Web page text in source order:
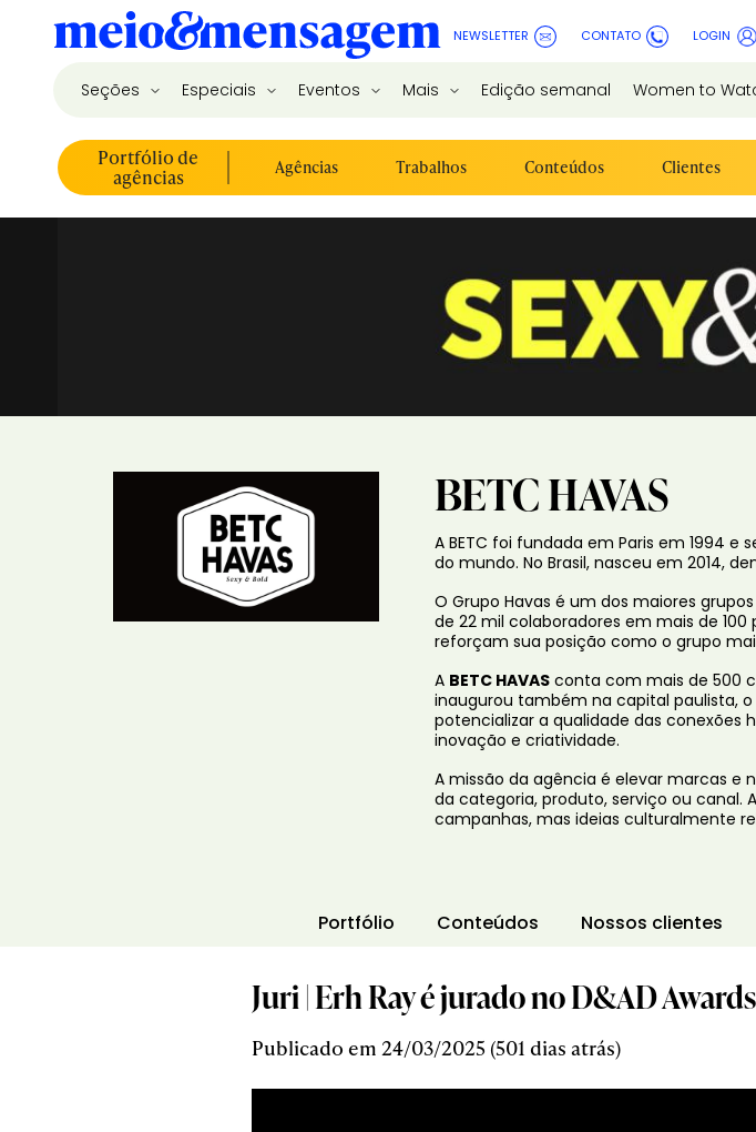
NEWSLETTER CONTATO LOGIN
Seções Especiais Eventos Mais Edição semanal Women to
Portfólio de
agências Agências Trabalhos Conteúdos Clientes
BETC HAVAS
A BETC foi fundada em Paris em 1994
do mundo. No Brasil, nasceu em 2014,
O Grupo Havas é um dos maiores
de 22 mil colaboradores em mais de
reforçam sua posição como o grupo
A BETC HAVAS conta com mais de 500
inaugurou também na capital paulista, o
potencializar a qualidade das conexões
inovação e criatividade.
A missão da agência é elevar marcas e
da categoria, produto, serviço ou canal.
campanhas, mas ideias culturalmente
Portfólio Conteúdos Nossos clientes
Juri | Erh Ray é jurado no D&AD
Publicado em 24/03/2025 (501 dias atrás)